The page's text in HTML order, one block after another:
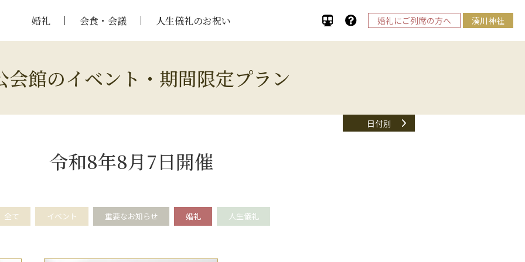
婚礼 会食・会議 人生儀礼のお祝い 婚礼にご列席の方へ 湊川神社
会館のイベント・期間限定プラン
日付別
令和8年8月7日開催
全て イベント 重要なお知らせ 婚礼 人生儀礼